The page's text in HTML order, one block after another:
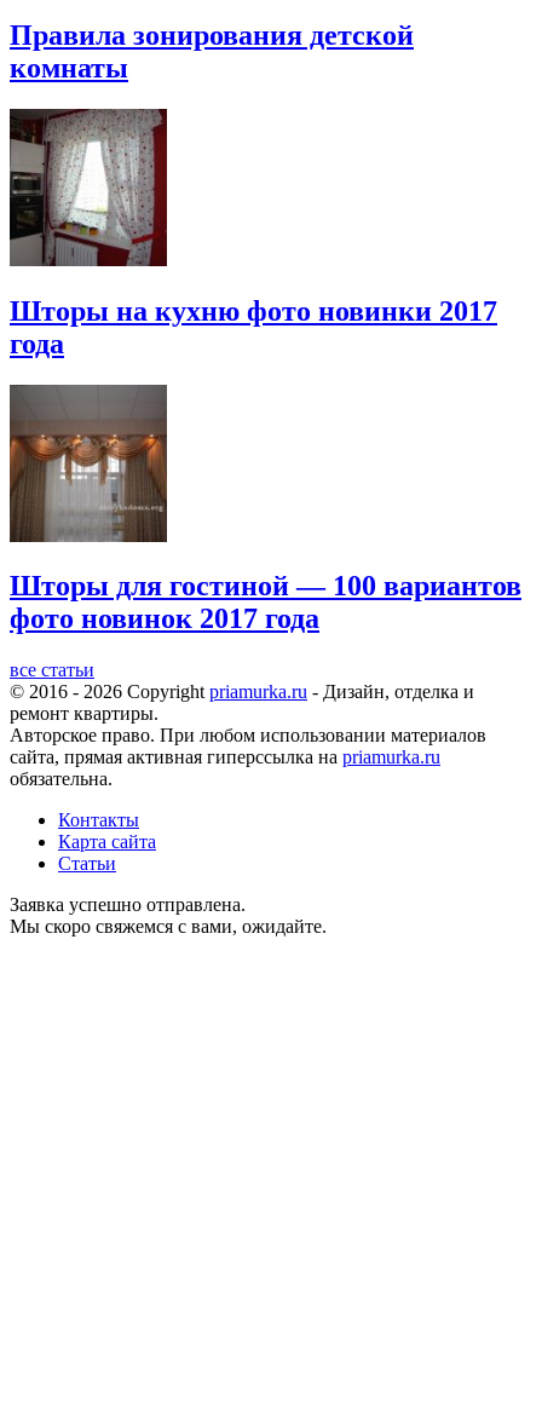
Правила зонирования детской
комнаты
Шторы на кухню фото новинки 2017
года
Шторы для гостиной — 100 вариантов
фото новинок 2017 года
все статьи
© 2016 - 2026 Copyright priamurka.ru - Дизайн, отделка и
ремонт квартиры.
Авторское право. При любом использовании материалов
сайта, прямая активная гиперссылка на priamurka.ru
обязательна.
Контакты
Карта сайта
Статьи
Заявка успешно отправлена.
Мы скоро свяжемся с вами, ожидайте.